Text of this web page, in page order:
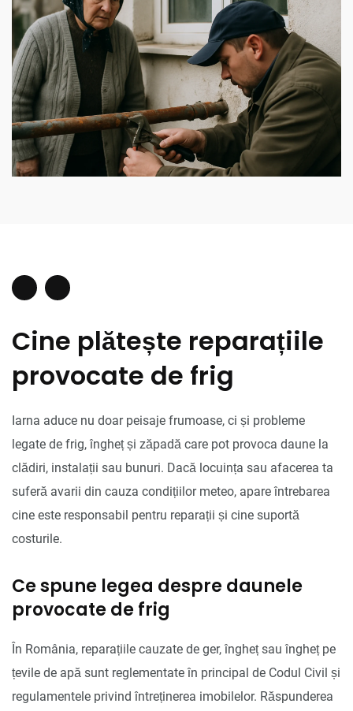
Cine plătește reparațiile
provocate de frig
Iarna aduce nu doar peisaje frumoase, ci și probleme
legate de frig, îngheț și zăpadă care pot provoca daune la
clădiri, instalații sau bunuri. Dacă locuința sau afacerea ta
suferă avarii din cauza condițiilor meteo, apare întrebarea
cine este responsabil pentru reparații și cine suportă
costurile.
Ce spune legea despre daunele
provocate de frig
În România, reparațiile cauzate de ger, îngheț sau îngheț pe
țevile de apă sunt reglementate în principal de Codul Civil și
regulamentele privind întreținerea imobilelor. Răspunderea